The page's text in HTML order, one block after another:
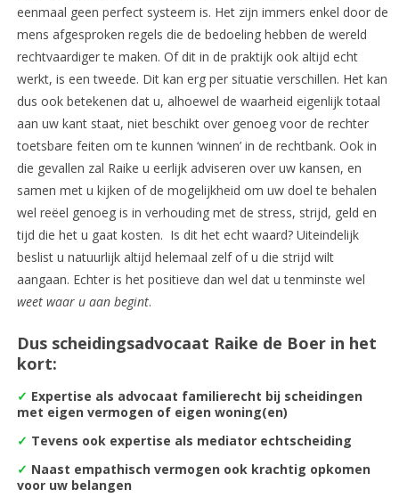
eenmaal geen perfect systeem is. Het zijn immers enkel door de
mens afgesproken regels die de bedoeling hebben de wereld
rechtvaardiger te maken. Of dit in de praktijk ook altijd echt
werkt, is een tweede. Dit kan erg per situatie verschillen. Het kan
dus ook betekenen dat u, alhoewel de waarheid eigenlijk totaal
aan uw kant staat, niet beschikt over genoeg voor de rechter
toetsbare feiten om te kunnen ‘winnen’ in de rechtbank. Ook in
die gevallen zal Raike u eerlijk adviseren over uw kansen, en
samen met u kijken of de mogelijkheid om uw doel te behalen
wel reëel genoeg is in verhouding met de stress, strijd, geld en
tijd die het u gaat kosten. Is dit het echt waard? Uiteindelijk
beslist u natuurlijk altijd helemaal zelf of u die strijd wilt
aangaan. Echter is het positieve dan wel dat u tenminste wel
weet waar u aan begint.
Dus scheidingsadvocaat Raike de Boer in het
kort:
✓ Expertise als advocaat familierecht bij scheidingen
met eigen vermogen of eigen woning(en)
✓ Tevens ook expertise als mediator echtscheiding
✓ Naast empathisch vermogen ook krachtig opkomen
voor uw belangen